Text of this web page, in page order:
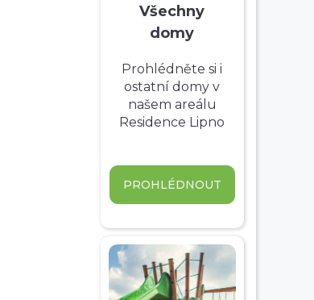
Všechny
domy
Prohlédněte si i
ostatní domy v
našem areálu
Residence Lipno
PROHLÉDNOUT